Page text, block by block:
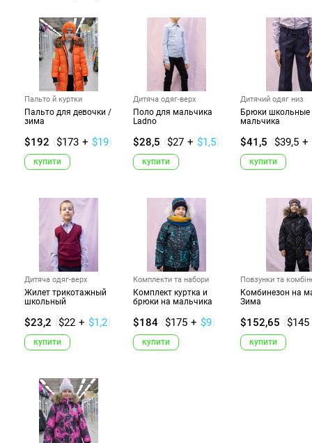
Пальто й куртки
Пальто для девочки /
зима
$192 ($173 + $19)
купити
Дитяча одяг-верх
Поло для мальчика
Ladno
$28,5 ($27 + $1,5)
купити
Дитячий одяг низ
Брюки школьные
мальчика
$41,5 ($39,5 +
купити
Дитяча одяг-верх
Жилет трикотажный
школьный
$23,2 ($22 + $1,2)
купити
Комплекти та набори
Комплект куртка и
брюки на мальчика
$184 ($175 + $9)
купити
Повзунки та
Комбинезон на
Зима
$152,65 ($145
купити